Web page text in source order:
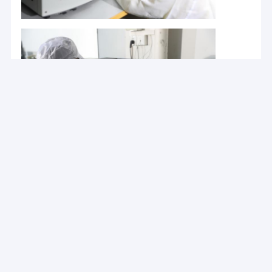
Porte pliante en aluminium
garde-corps en verre en aluminium en U
système à rails en verre